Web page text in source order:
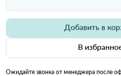
В
Добавить в
Ожидайте звонка от менеджера после